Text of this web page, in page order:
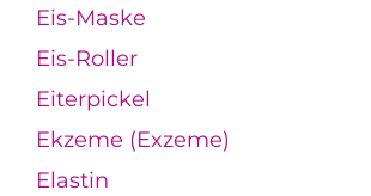
Eis-Maske
Eis-Roller
Eiterpickel
Ekzeme (Exzeme)
Elastin